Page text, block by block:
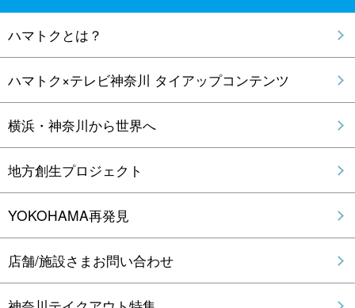
ハマトクとは？
ハマトク×テレビ神奈川 タイアップコンテンツ
横浜・神奈川から世界へ
地方創生プロジェクト
YOKOHAMA再発見
店舗/施設さまお問い合わせ